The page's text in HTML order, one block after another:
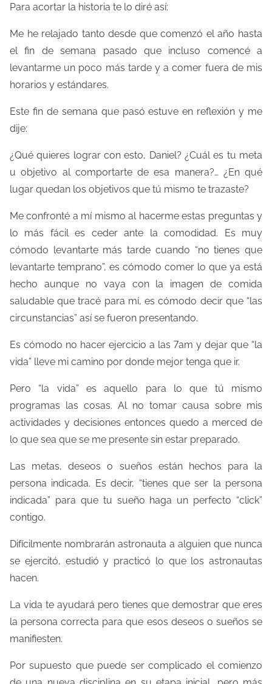
Para acortar la historia te lo diré así:
Me he relajado tanto desde que comenzó el año hasta
el fin de semana pasado que incluso comencé a
levantarme un poco más tarde y a comer fuera de mis
horarios y estándares.
Este fin de semana que pasó estuve en reflexión y me
dije:
¿Qué quieres lograr con esto, Daniel? ¿Cuál es tu meta
u objetivo al comportarte de esa manera?… ¿En qué
lugar quedan los objetivos que tú mismo te trazaste?
Me confronté a mí mismo al hacerme estas preguntas y
lo más fácil es ceder ante la comodidad. Es muy
cómodo levantarte más tarde cuando “no tienes que
levantarte temprano”, es cómodo comer lo que ya está
hecho aunque no vaya con la imagen de comida
saludable que tracé para mí, es cómodo decir que “las
circunstancias” así se fueron presentando.
Es cómodo no hacer ejercicio a las 7am y dejar que “la
vida” lleve mi camino por donde mejor tenga que ir.
Pero “la vida” es aquello para lo que tú mismo
programas las cosas. Al no tomar causa sobre mis
actividades y decisiones entonces quedo a merced de
lo que sea que se me presente sin estar preparado.
Las metas, deseos o sueños están hechos para la
persona indicada. Es decir, “tienes que ser la persona
indicada” para que tu sueño haga un perfecto “click”
contigo.
Difícilmente nombrarán astronauta a alguien que nunca
se ejercitó, estudió y practicó lo que los astronautas
hacen.
La vida te ayudará pero tienes que demostrar que eres
la persona correcta para que esos deseos o sueños se
manifiesten.
Por supuesto que puede ser complicado el comienzo